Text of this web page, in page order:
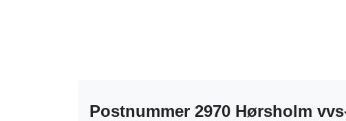
Postnummer 2970 Hørsholm